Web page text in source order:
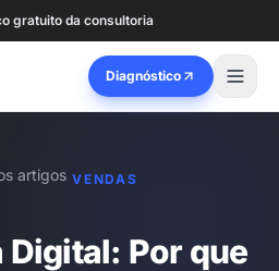
gratuito da consultoria
Diagnóstico
artigos VENDAS
Por que